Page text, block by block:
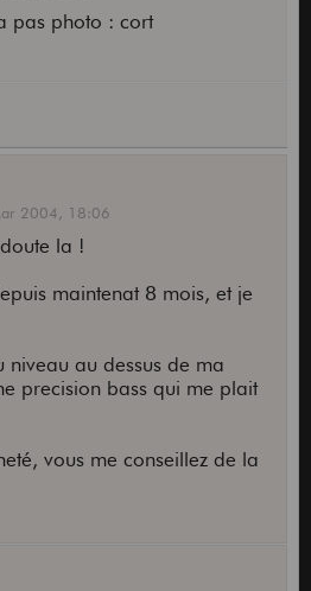
pas photo : cort
2004, 18:06
la !
maintenat 8 mois, et je
niveau au dessus de ma
precision bass qui me plait
vous me conseillez de la